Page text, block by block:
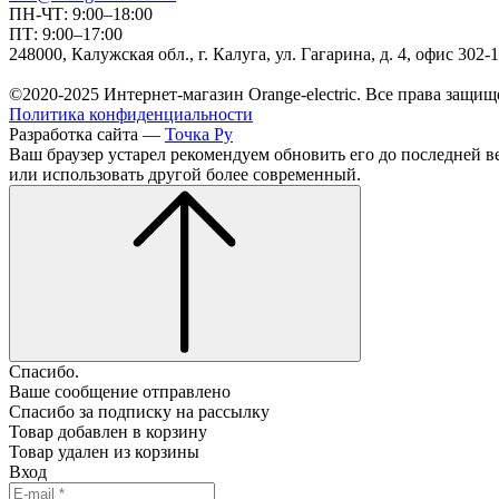
ПН-ЧТ: 9:00–18:00
ПТ: 9:00–17:00
248000, Калужская обл., г. Калуга, ул. Гагарина, д. 4, офис 302-
©2020-2025 Интернет-магазин Orange-electric. Все права
Политика конфиденциальности
Разработка сайта — Точка Ру
Ваш браузер устарел рекомендуем обновить его до последней
или использовать другой более современный.
Спасибо.
Ваше сообщение отправлено
Спасибо за подписку на рассылку
Товар добавлен в корзину
Товар удален из корзины
Вход